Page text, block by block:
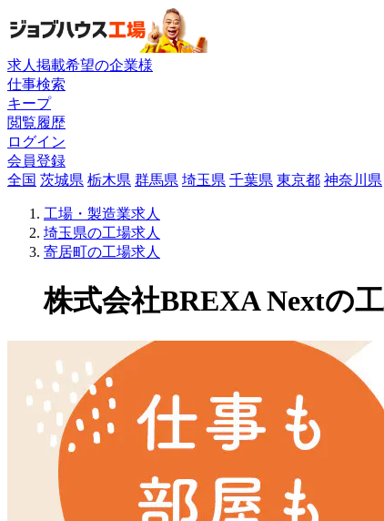
求人掲載希望の企業様
仕事検索
キープ
閲覧履歴
ログイン
会員登録
全国 茨城県 栃木県 群馬県 埼玉県 千葉県 東京都 神奈川県
工場・製造業求人
埼玉県の工場求人
寄居町の工場求人
株式会社BREXA Nextの